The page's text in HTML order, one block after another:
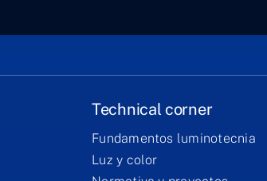
Technical corner
Fundamentos luminotecnia
Luz y color